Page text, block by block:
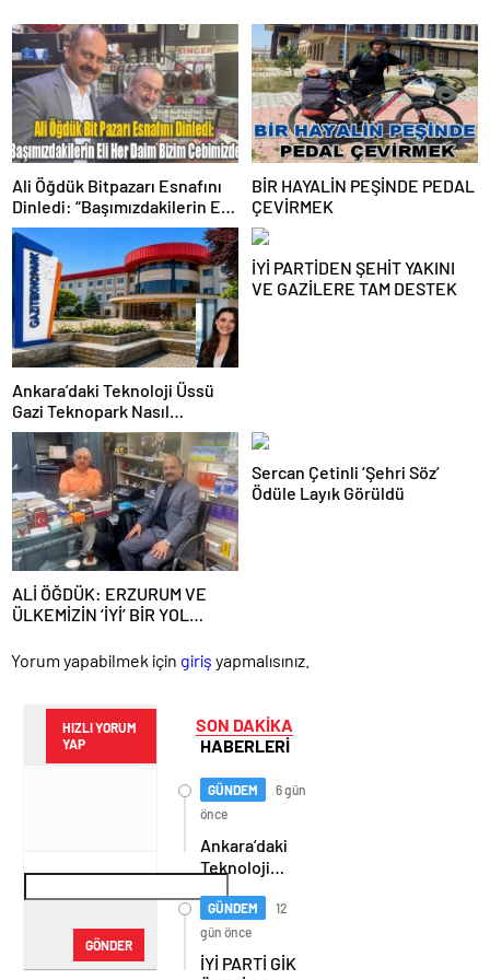
Ali Öğdük Bitpazarı Esnafını
Dinledi: “Başımızdakilerin Eli
Her Daim Bizim Cebimizde”
BİR HAYALİN PEŞİNDE PEDAL
ÇEVİRMEK
Ankara’daki Teknoloji Üssü
Gazi Teknopark Nasıl
Büyüyor? Burcu Alkan Bilir
Yeni Hedefleri Anlattı
İYİ PARTİDEN ŞEHİT YAKINI
VE GAZİLERE TAM DESTEK
ALİ ÖĞDÜK: ERZURUM VE
ÜLKEMİZİN ‘İYİ’ BİR YOL
Sercan Çetinli ‘Şehri Söz’
Ödüle Layık Görüldü
Yorum yapabilmek için giriş yapmalısınız.
HIZLI YORUM
YAP
GÖNDER
SON DAKİKA
HABERLERİ
GÜNDEM
6 gün
önce
Ankara’daki
Teknoloji
Teknopark
Nasıl
Büyüyor?
GÜNDEM
12
gün önce
İYİ PARTİ GİK